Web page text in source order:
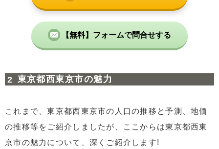
【無料】フォームで問合せする
東京都西東京市の魅力
これまで、東京都西東京市の人口の推移と予測、地価
の推移等をご紹介しましたが、ここからは東京都西東
京市の魅力について、深くご紹介します!